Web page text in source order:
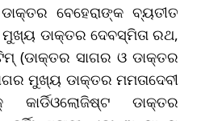
ବେହେରାଙ୍କ ବ୍ୟତୀତ
ଡାକ୍ତର ଦେବସ୍ମିତା ରଥ,
(ଡାକ୍ତର ସାଗର ଓ ଡାକ୍ତର
ମୁଖ୍ୟ ଡାକ୍ତର ମମତାଦେବୀ
କାର୍ଡିଓଲୋଜିଷ୍ଟ ଡାକ୍ତର